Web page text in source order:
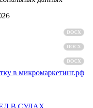
DOCX
DOCX
DOCX
в микромаркетинг.рф
В СУДАХ